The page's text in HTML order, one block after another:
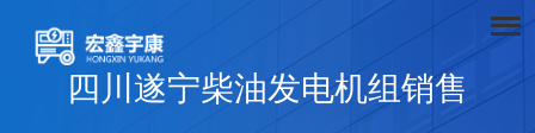
四川遂宁柴油发电机组销售